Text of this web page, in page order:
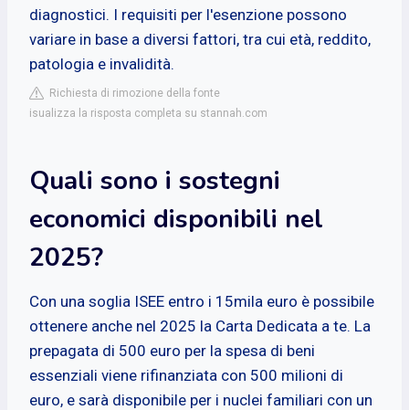
diagnostici. I requisiti per l'esenzione possono
variare in base a diversi fattori, tra cui età, reddito,
patologia e invalidità.
Richiesta di rimozione della fonte
isualizza la risposta completa su stannah.com
Quali sono i sostegni
economici disponibili nel
2025?
Con una soglia ISEE entro i 15mila euro è possibile
ottenere anche nel 2025 la Carta Dedicata a te. La
prepagata di 500 euro per la spesa di beni
essenziali viene rifinanziata con 500 milioni di
euro, e sarà disponibile per i nuclei familiari con un